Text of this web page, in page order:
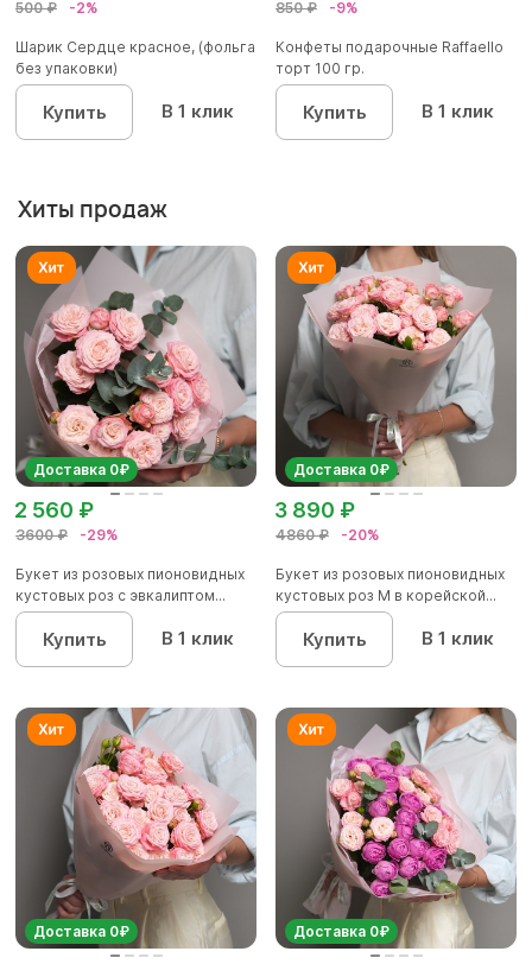
500 ₽ -2%
Шарик Сердце красное, (фольга
без упаковки)
Купить В 1 клик
850 ₽ -9%
Конфеты подарочные Raffaello
торт 100 гр.
Купить В 1 клик
Хиты продаж
Доставка 0₽
3600 ₽ -29%
2 560 ₽
Букет из розовых пионовидных
кустовых роз с эвкалиптом...
Купить В 1 клик
Доставка 0₽
4860 ₽ -20%
3 890 ₽
Букет из розовых пионовидных
кустовых роз M в корейской...
Купить В 1 клик
Доставка 0₽ Доставка 0₽